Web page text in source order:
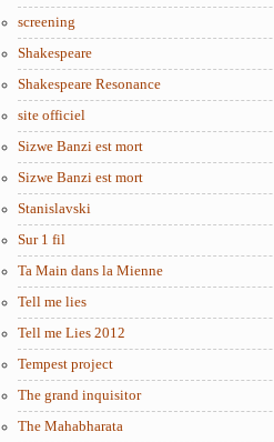
screening
Shakespeare
Shakespeare Resonance
site officiel
Sizwe Banzi est mort
Sizwe Banzi est mort
Stanislavski
Sur 1 fil
Ta Main dans la Mienne
Tell me lies
Tell me Lies 2012
Tempest project
The grand inquisitor
The Mahabharata